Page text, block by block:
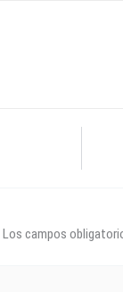
Los campos